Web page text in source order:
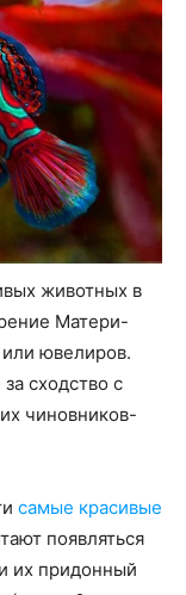
животных в
Матери-
ювелиров.
сходство с
чиновников-
самые красивые
появляться
их придонный